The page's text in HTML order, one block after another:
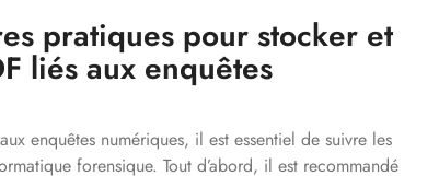
pratiques pour stocker et
liés aux enquêtes
enquêtes numériques, il est essentiel de suivre les
forensique. Tout d’abord, il est recommandé